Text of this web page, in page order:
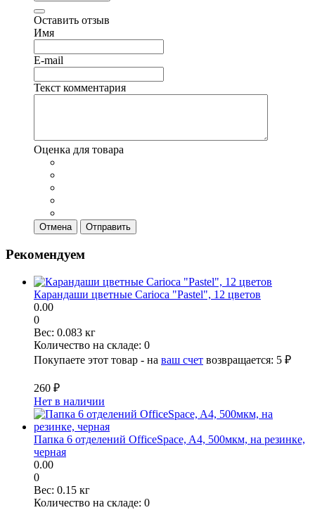
Оставить отзыв
Имя
E-mail
Текст комментария
Оценка для товара
Отмена Отправить
Рекомендуем
Карандаши цветные Carioca "Pastel", 12 цветов
0.00
0
Вес: 0.083 кг
Количество на складе: 0
Покупаете этот товар - на ваш счет возвращается: 5 ₽
260 ₽
Нет в наличии
Папка 6 отделений OfficeSpace, A4, 500мкм, на резинке,
черная
0.00
0
Вес: 0.15 кг
Количество на складе: 0